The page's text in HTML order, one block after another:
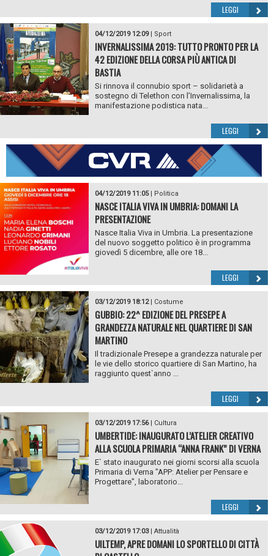
LEGGI
04/12/2019 12:09| Sport
INVERNALISSIMA 2019: TUTTO PRONTO PER LA
42 EDIZIONE DELLA CORSA PIÙ ANTICA DI
BASTIA
Si rinnova il connubio sport – solidarietà a
sostegno di Telethon con l’Invernalissima, la
manifestazione podistica nata...
LEGGI
04/12/2019 11:05| Politica
NASCE ITALIA VIVA IN UMBRIA: DOMANI LA
PRESENTAZIONE
Nasce Italia Viva in Umbria. La presentazione
del nuovo soggetto politico è in programma
giovedì 5 dicembre, alle ore 18...
LEGGI
03/12/2019 18:12| Costume
GUBBIO: 22^ EDIZIONE DEL PRESEPE A
GRANDEZZA NATURALE NEL QUARTIERE DI SAN
MARTINO
Il tradizionale Presepe a grandezza naturale per
le vie dello storico quartiere di San Martino, ha
raggiunto quest`anno ...
LEGGI
03/12/2019 17:56| Cultura
UMBERTIDE: INAUGURATO L’ATELIER CREATIVO
ALLA SCUOLA PRIMARIA “ANNA FRANK” DI VERNA
E` stato inaugurato nei giorni scorsi alla scuola
Primaria di Verna "APP: Atelier per Pensare e
Progettare", laboratorio...
LEGGI
03/12/2019 17:03| Attualità
UILTEMP, APRE DOMANI LO SPORTELLO DI CITTÀ